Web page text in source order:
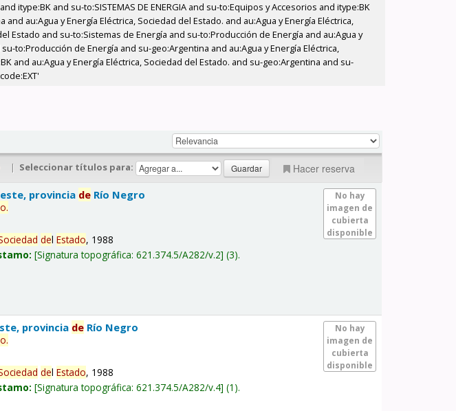
and su-to:SISTEMAS DE ENERGIA and su-to:Equipos y Accesorios and itype:BK
au:Agua y Energía Eléctrica, Sociedad del Estado. and au:Agua y Energía Eléctrica,
Estado and su-to:Sistemas de Energía and su-to:Producción de Energía and au:Agua y
to:Producción de Energía and su-geo:Argentina and au:Agua y Energía Eléctrica,
and au:Agua y Energía Eléctrica, Sociedad del Estado. and su-geo:Argentina and su-
| Seleccionar títulos para: Hacer reserva
No hay
imagen de
cubierta
disponible
provincia de Río Negro
.
delEstado, 1988
Signatura topográfica:621.374.5/A282/v.2 (3).
No hay
imagen de
cubierta
disponible
provincia de Río Negro
.
delEstado, 1988
Signatura topográfica:621.374.5/A282/v.4 (1).